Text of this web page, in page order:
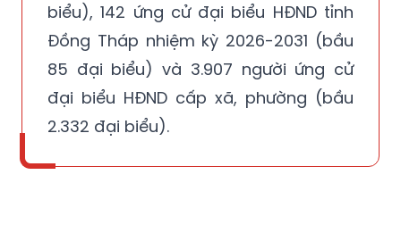
biểu), 142 ứng cử đại biểu HĐND tỉnh
Đồng Tháp nhiệm kỳ 2026-2031 (bầu
85 đại biểu) và 3.907 người ứng cử
đại biểu HĐND cấp xã, phường (bầu
2.332 đại biểu).